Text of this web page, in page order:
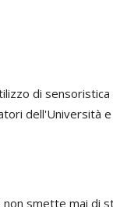
di
dell'Università e
smette mai di